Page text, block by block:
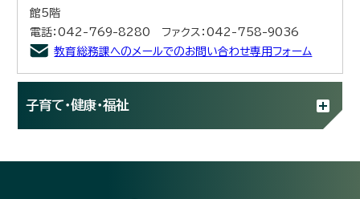
館5階
電話：042-769-8280 ファクス：042-758-9036
教育総務課へのメールでのお問い合わせ専用フォーム
子育て・健康・福祉